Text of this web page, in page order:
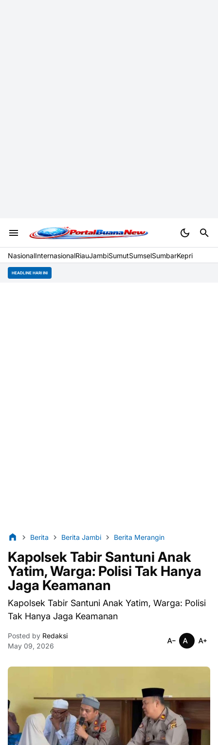
NasionalInternasionalRiauJambiSumutSumselSumbarKepri
HEADLINE HARI INI
Berita Berita Jambi Berita Merangin
Kapolsek Tabir Santuni Anak
Yatim, Warga: Polisi Tak Hanya
Jaga Keamanan
Kapolsek Tabir Santuni Anak Yatim, Warga: Polisi
Tak Hanya Jaga Keamanan
Posted by Redaksi
May 09, 2026